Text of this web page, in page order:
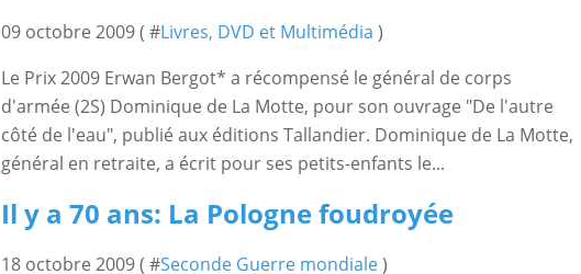
09 octobre 2009 ( #Livres, DVD et Multimédia )
Le Prix 2009 Erwan Bergot* a récompensé le général de corps
d'armée (2S) Dominique de La Motte, pour son ouvrage "De l'autre
côté de l'eau", publié aux éditions Tallandier. Dominique de La Motte,
général en retraite, a écrit pour ses petits-enfants le...
Il y a 70 ans: La Pologne foudroyée
18 octobre 2009 ( #Seconde Guerre mondiale)